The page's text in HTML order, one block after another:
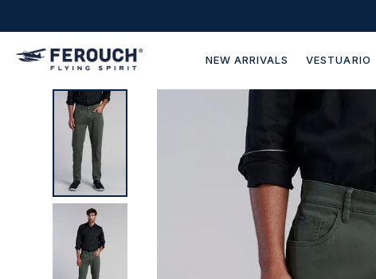
NEW ARRIVALS VESTUARIO